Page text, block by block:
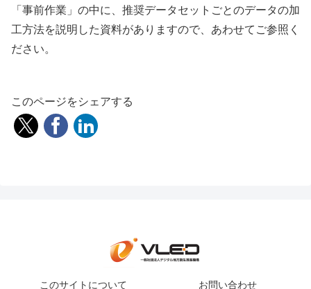
「事前作業」の中に、推奨データセットごとのデータの加
工方法を説明した資料がありますので、あわせてご参照く
ださい。
このページをシェアする
このサイトについて お問い合わせ